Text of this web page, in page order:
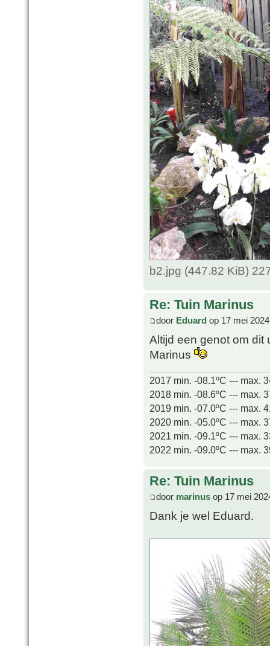
b2.jpg (447.82 KiB)
Re: Tuin Marinus
door Eduard op 17 mei
Altijd een genot om dit
Marinus
2017 min. -08.1ºC --- max.
2018 min. -08.6ºC --- max.
2019 min. -07.0ºC --- max.
2020 min. -05.0ºC --- max.
2021 min. -09.1ºC --- max.
2022 min. -09.0ºC --- max.
Re: Tuin Marinus
door marinus op 17 mei
Dank je wel Eduard.